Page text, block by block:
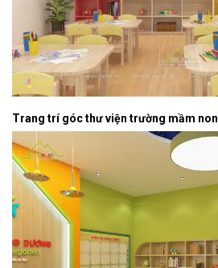
Trang trí góc thư viện trường mầm non